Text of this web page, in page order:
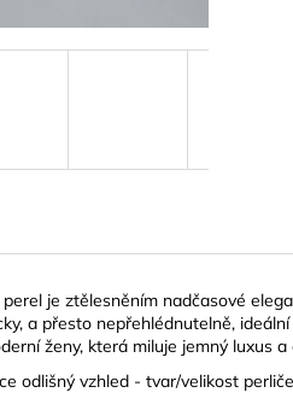
je ztělesněním nadčasové
a přesto nepřehlédnutelně,
ženy, která miluje jemný luxus
odlišný vzhled - tvar/velikost